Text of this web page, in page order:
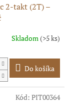
2-takt (2T) –
Skladom(>5 ks)
Do košíka
Kód: PIT00364